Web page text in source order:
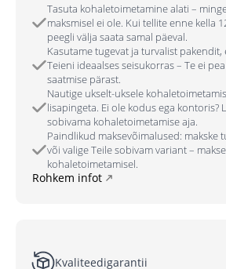
Tasuta kohaletoimetamine alati –
maksmisel ei ole. Kui tellite enne kella
peegli välja saata samal päeval.
Kasutame tugevat ja turvalist pakendit,
Teieni ideaalses seisukorras – Te ei
saatmise pärast.
Nautige ukselt-uksele
lisapingeta. Ei ole kodus ega kontoris?
sobivama kohaletoimetamise aja.
Paindlikud maksevõimalused: makske
või valige Teile sobivam variant –
kohaletoimetamisel.
Rohkem infot
Kvaliteedigarantii